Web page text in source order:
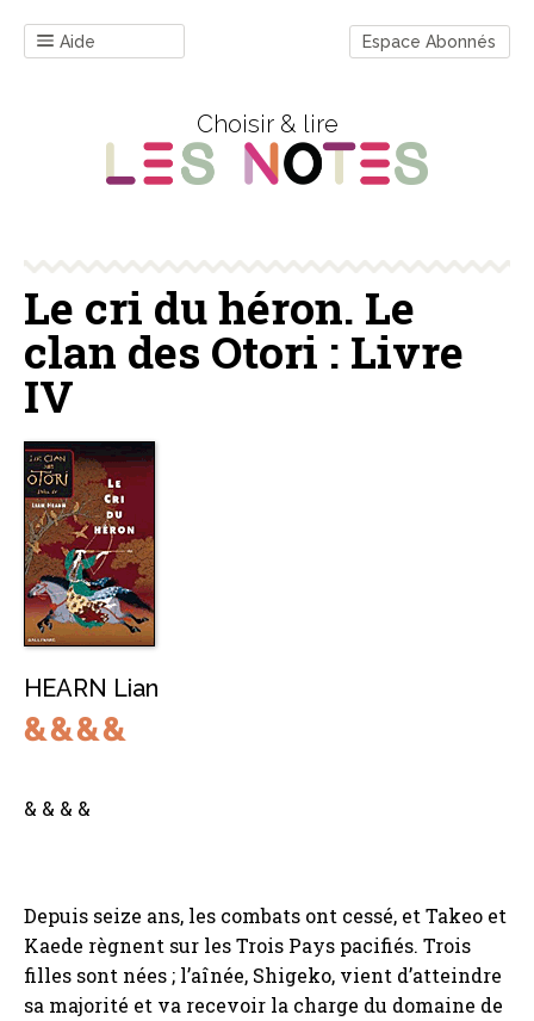
Aide Espace Abonnés
Choisir & lire
Le cri du héron. Le
clan des Otori : Livre
IV
HEARN Lian
& & & &
Depuis seize ans, les combats ont cessé, et Takeo et
Kaede règnent sur les Trois Pays pacifiés. Trois
filles sont nées ; l’aînée, Shigeko, vient d’atteindre
sa majorité et va recevoir la charge du domaine de